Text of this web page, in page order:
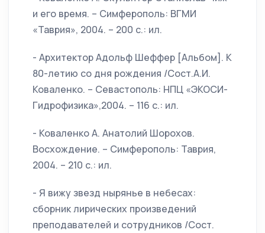
и его время. – Симферополь: ВГМИ
«Таврия», 2004. – 200 с.: ил.
- Архитектор Адольф Шеффер [Альбом]. К
80-летию со дня рождения /Сост.А.И.
Коваленко. – Севастополь: НПЦ «ЭКОСИ-
Гидрофизика»,2004. – 116 с.: ил.
- Коваленко А. Анатолий Шорохов.
Восхождение. – Симферополь: Таврия,
2004. – 210 с.: ил.
- Я вижу звезд нырянье в небесах:
сборник лирических произведений
преподавателей и сотрудников /Сост.